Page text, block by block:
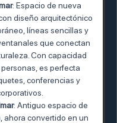
: Espacio de nueva
diseño arquitectónico
líneas sencillas y
que conectan
Con capacidad
es perfecta
conferencias y
: Antiguo espacio de
ahora convertido en un